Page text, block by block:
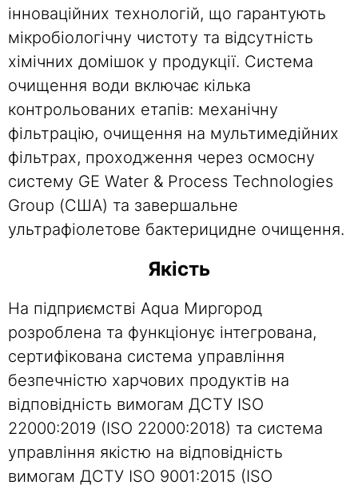
інноваційних технологій, що гарантують
мікробіологічну чистоту та відсутність
хімічних домішок у продукції. Система
очищення води включає кілька
контрольованих етапів: механічну
фільтрацію, очищення на мультимедійних
фільтрах, проходження через осмосну
систему GE Water & Process Technologies
Group (США) та завершальне
ультрафіолетове бактерицидне очищення.
Якість
На підприємстві Aqua Миргород
розроблена та функціонує інтегрована,
сертифікована система управління
безпечністю харчових продуктів на
відповідність вимогам ДСТУ ISO
22000:2019 (ISO 22000:2018) та система
управління якістю на відповідність
вимогам ДСТУ ISO 9001:2015 (ISO